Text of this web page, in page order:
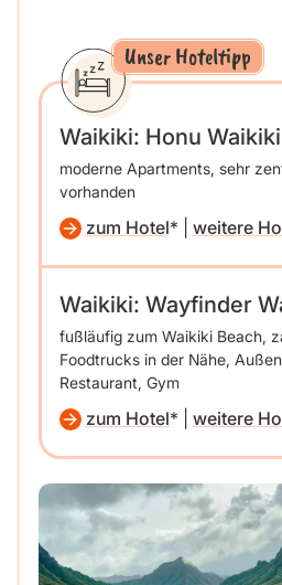
Unser Hoteltipp
Waikiki: Honu
moderne Apartments, sehr
vorhanden
zum Hotel weitere
Waikiki: Wayfinder
fußläufig zum Waikiki Beach,
Foodtrucks in der Nähe,
Restaurant, Gym
zum Hotel weitere